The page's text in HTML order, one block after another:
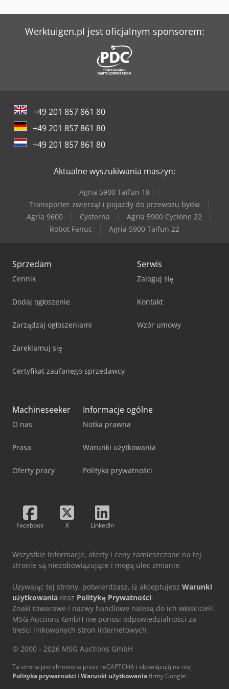
Liebherr Ltm 1050-3.1
Lissmac Sbm-L 1000 G1S2
Lissmac Sbm-M 1500 B2
Lns Tryton 112
Weinbrenner Tsv 16/4100
Werktuigen.pl jest oficjalnym sponsorem:
+49 201 857 861 80
+49 201 857 861 80
+49 201 857 861 80
Aktualne wyszukiwania maszyn:
Agria 5900 Taifun 18
Transporter zwierząt i pojazdy do przewozu bydła
Agria 9600
Cysterna
Agria 5900 Cyclone 22
Robot Fanuc
Agria 5900 Taifun 22
Sprzedam
Cennik
Dodaj ogłoszenie
Zarządzaj ogłoszeniami
Zareklamuj się
Certyfikat zaufanego sprzedawcy
Serwis
Zaloguj się
Kontakt
Wzór umowy
Machineseeker
O nas
Prasa
Oferty pracy
Informacje ogólne
Notka prawna
Warunki użytkowania
Polityka prywatności
Facebook X LinkedIn
Wszystkie informacje, oferty i ceny zamieszczone na tej
stronie są niezobowiązujące i mogą ulec zmianie.
Używając tej strony, potwierdzasz, iż akceptujesz Warunki
użytkowania oraz Politykę Prywatności.
Znaki towarowe i nazwy handlowe należą do ich właścicieli.
MSG Auctions GmbH nie ponosi odpowiedzialności za
treści linkowanych stron internetowych.
© 2000 - 2026 MSG Auctions GmbH
Ta strona jest chroniona przez reCAPTCHA i obowiązują na niej
Polityka prywatności i Warunki użytkowaniafirmy Google.